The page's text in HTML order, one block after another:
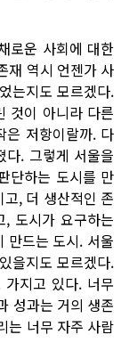
로운 사회에 대한
재 역시 언젠가 사
는지도 모르겠다.
것이 아니라 다른
은 저항이랄까. 다
다. 그렇게 서울을
단하는 도시를 만
, 더 생산적인 존
도시가 요구하는
만드는 도시. 서울
을지도 모르겠다.
지고 있다. 너무
성과는 거의 생존
는 너무 자주 사람